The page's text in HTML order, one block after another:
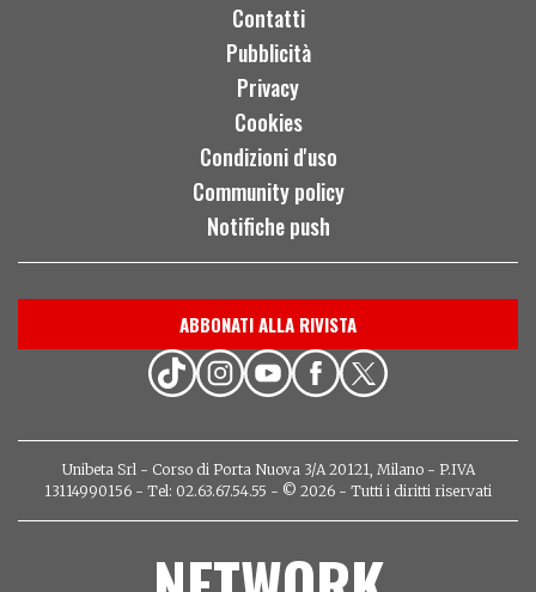
Contatti
Pubblicità
Privacy
Cookies
Condizioni d'uso
Community policy
Notifiche push
ABBONATI ALLA RIVISTA
Unibeta Srl - Corso di Porta Nuova 3/A 20121, Milano - P.IVA
13114990156 - Tel: 02.63.67.54.55 - © 2026 - Tutti i diritti riservati